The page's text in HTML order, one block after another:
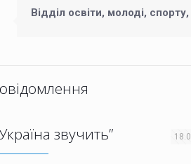
Відділ освіти, молоді,
звучить”